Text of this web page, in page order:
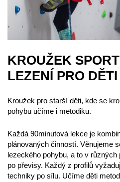
KROUŽEK
LEZENÍ PRO DĚTI
Kroužek pro starší děti, kde se
pohybu učíme i metodiku.
Každá 90minutová lekce je
plánovaných činností. Věnujeme
lezeckého pohybu, a to v
po převisy. Každý z profilů
techniky po sílu. Učíme děti